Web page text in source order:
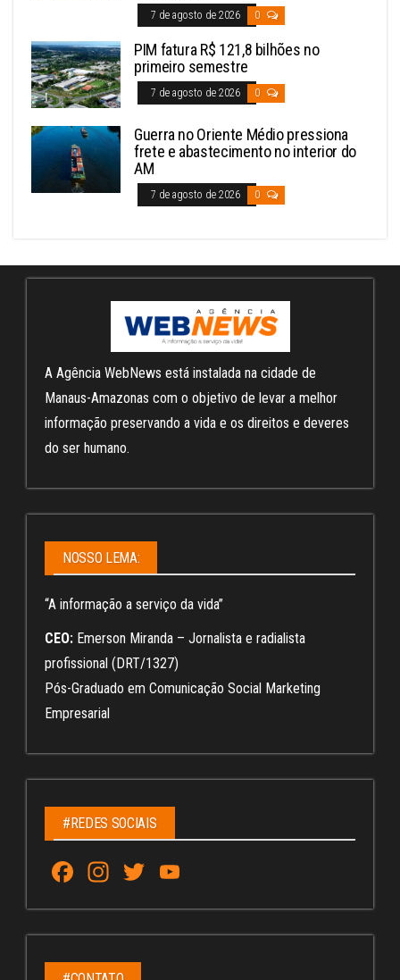
7 de agosto de 2026 0
PIM fatura R$ 121,8 bilhões no
primeiro semestre
7 de agosto de 2026 0
Guerra no Oriente Médio pressiona
frete e abastecimento no interior do
AM
7 de agosto de 2026 0
A Agência WebNews está instalada na cidade de
Manaus-Amazonas com o objetivo de levar a melhor
informação preservando a vida e os direitos e deveres
do ser humano.
NOSSO LEMA:
“A informação a serviço da vida”
CEO: Emerson Miranda – Jornalista e radialista
profissional (DRT/1327)
Pós-Graduado em Comunicação Social Marketing
Empresarial
#REDES SOCIAIS
Fa
ce
bo
ok
In
st
ag
ra
T
wi
tt
u
Tu